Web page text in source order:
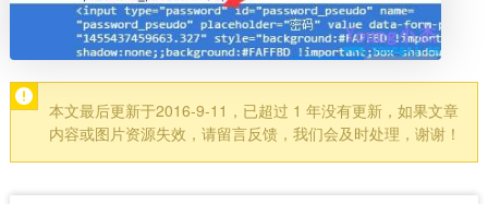
本文最后更新于2016-9-11，已超过 1 年没有更新，如果文章
内容或图片资源失效，请留言反馈，我们会及时处理，谢谢！